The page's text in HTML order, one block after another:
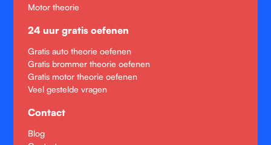
Motor theorie
24 uur gratis oefenen
Gratis auto theorie oefenen
Gratis brommer theorie oefenen
Gratis motor theorie oefenen
Veel gestelde vragen
Contact
Blog